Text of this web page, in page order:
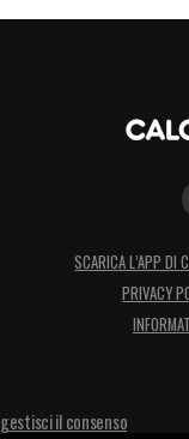
SCARICA L’APP DI
PRIVACY
gestisci il consenso